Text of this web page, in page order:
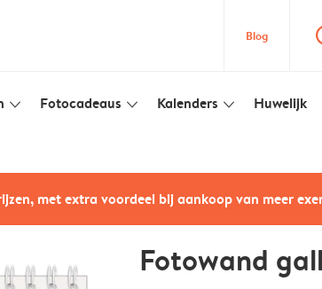
Blog
slim_arrow_down Fotocadeaus slim_arrow_down Kalenders slim_arrow_down Huwelijk
met extra voordeel bij aankoop van meer
Fotowand